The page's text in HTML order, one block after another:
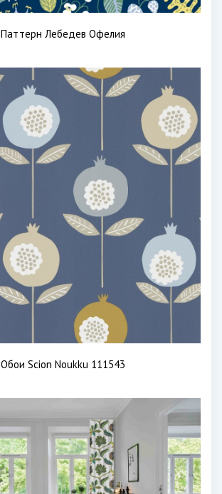
Паттерн Лебедев Офелия
Обои Scion Noukku 111543